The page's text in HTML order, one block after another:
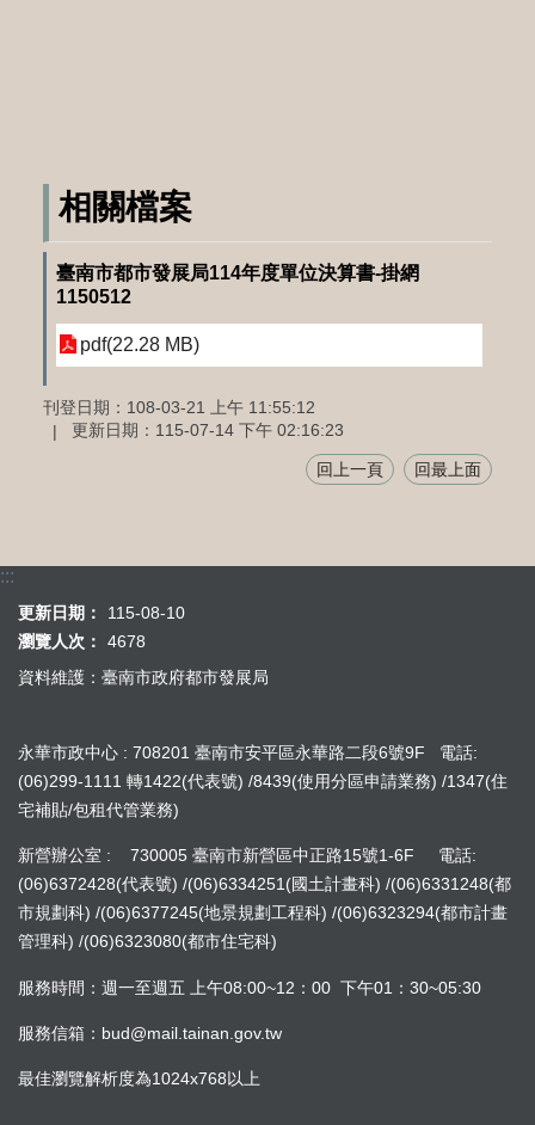
相關檔案
臺南市都市發展局114年度單位決算書-掛網
1150512
pdf(22.28 MB)
刊登日期：108-03-21 上午 11:55:12
更新日期：115-07-14 下午 02:16:23
回上一頁 回最上面
:::
更新日期：
115-08-10
瀏覽人次：
4678
資料維護：臺南市政府都市發展局
永華市政中心 : 708201 臺南市安平區永華路二段6號9F 電話:
(06)299-1111 轉1422(代表號) /8439(使用分區申請業務) /1347(住
宅補貼/包租代管業務)
新營辦公室 : 730005 臺南市新營區中正路15號1-6F 電話:
(06)6372428(代表號) /(06)6334251(國土計畫科) /(06)6331248(都
市規劃科) /(06)6377245(地景規劃工程科) /(06)6323294(都市計畫
管理科) /(06)6323080(都市住宅科)
服務時間：週一至週五 上午08:00~12：00 下午01：30~05:30
服務信箱：bud@mail.tainan.gov.tw
最佳瀏覽解析度為1024x768以上